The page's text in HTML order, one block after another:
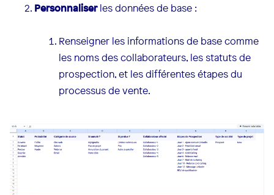
Personnaliserles données de base :
Renseigner les informations de base comme
les noms des collaborateurs, les statuts de
prospection, et les différentes étapes du
processus de vente.